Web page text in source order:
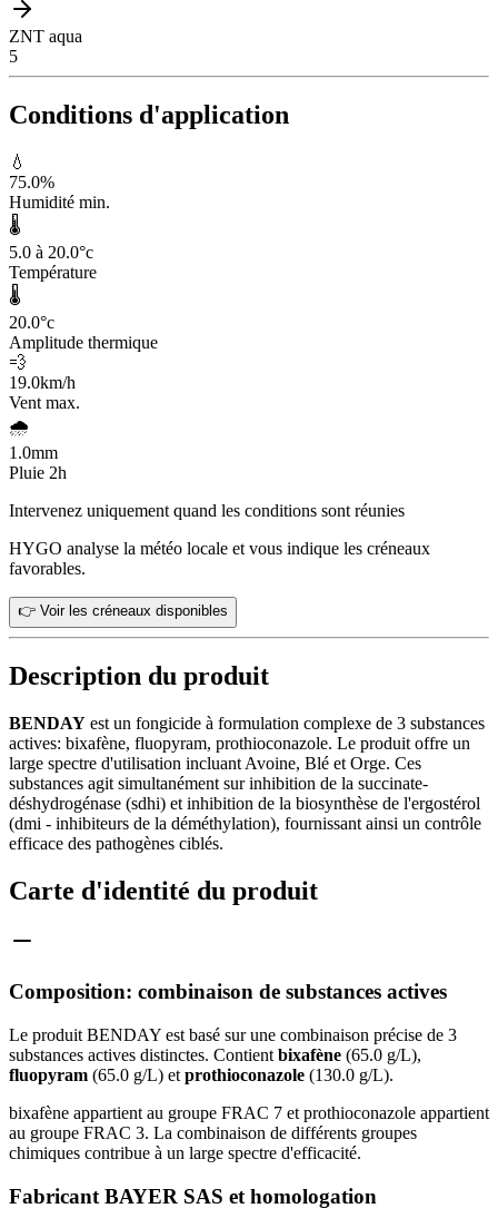
ZNT aqua
5
Conditions d'application
💧
75.0%
Humidité min.
🌡️
5.0 à 20.0°c
Température
🌡️
20.0°c
Amplitude thermique
💨
19.0km/h
Vent max.
🌧️
1.0mm
Pluie 2h
Intervenez uniquement quand les conditions sont réunies
HYGO analyse la météo locale et vous indique les créneaux
favorables.
👉 Voir les créneaux disponibles
Description du produit
BENDAY est un fongicide à formulation complexe de 3 substances
actives: bixafène, fluopyram, prothioconazole. Le produit offre un
large spectre d'utilisation incluant Avoine, Blé et Orge. Ces
substances agit simultanément sur inhibition de la succinate-
déshydrogénase (sdhi) et inhibition de la biosynthèse de l'ergostérol
(dmi - inhibiteurs de la déméthylation), fournissant ainsi un contrôle
efficace des pathogènes ciblés.
Carte d'identité du produit
Composition: combinaison de substances actives
Le produit BENDAY est basé sur une combinaison précise de 3
substances actives distinctes. Contient bixafène (65.0 g/L),
fluopyram (65.0 g/L) et prothioconazole (130.0 g/L).
bixafène appartient au groupe FRAC 7 et prothioconazole appartient
au groupe FRAC 3. La combinaison de différents groupes
chimiques contribue à un large spectre d'efficacité.
Fabricant BAYER SAS et homologation